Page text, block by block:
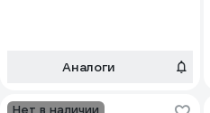
Аналоги
Нет в наличии